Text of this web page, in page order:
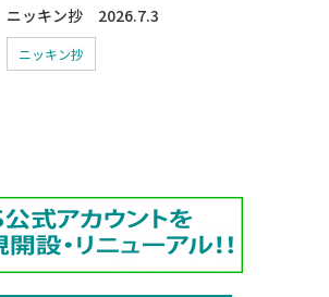
ニッキン抄 2026.7.3
ニッキン抄